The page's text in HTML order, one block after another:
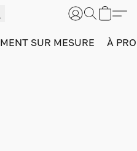
SUR MESURE À